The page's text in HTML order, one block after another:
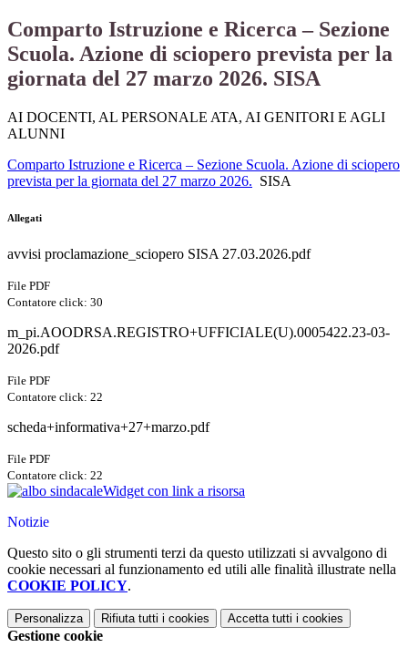
Comparto Istruzione e Ricerca – Sezione
Scuola. Azione di sciopero prevista per la
giornata del 27 marzo 2026. SISA
AI DOCENTI, AL PERSONALE ATA, AI GENITORI E AGLI
ALUNNI
Comparto Istruzione e Ricerca – Sezione Scuola. Azione di sciopero
prevista per la giornata del 27 marzo 2026. SISA
Allegati
avvisi proclamazione_sciopero SISA 27.03.2026.pdf
File PDF
Contatore click: 30
m_pi.AOODRSA.REGISTRO+UFFICIALE(U).0005422.23-03-
2026.pdf
File PDF
Contatore click: 22
scheda+informativa+27+marzo.pdf
File PDF
Contatore click: 22
Widget con link a risorsa
Notizie
Questo sito o gli strumenti terzi da questo utilizzati si avvalgono di
cookie necessari al funzionamento ed utili alle finalità illustrate nella
COOKIE POLICY.
Personalizza Rifiuta tutti i cookies Accetta tutti i cookies
Gestione cookie